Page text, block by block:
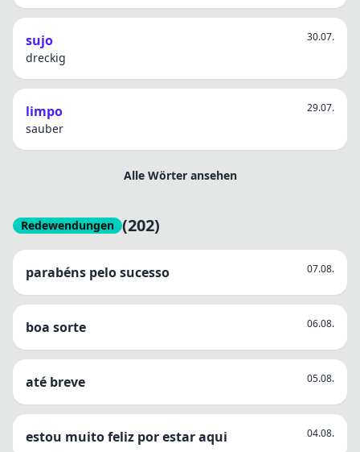
sujo 30.07.
dreckig
limpo 29.07.
sauber
Alle Wörter ansehen
Redewendungen (202)
parabéns pelo sucesso 07.08.
boa sorte 06.08.
até breve 05.08.
estou muito feliz por estar aqui 04.08.